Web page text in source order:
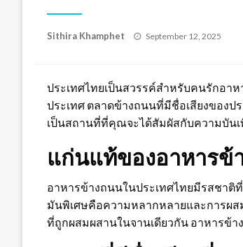
Sithira Khamphet
Posted
September 12, 2025
ประเทศไทยเป็นสวรรค์สำหรับคนรักอ
ประเทศ ตลาดข้างถนนที่มีชื่อเสียงของ
เป็นสถานที่ที่คุณจะได้สัมผัสกับความบัน
แก่นแท้ของอาหารข้
อาหารข้างถนนในประเทศไทยมีรสชา
มันพิเศษคือความหลากหลายและการผส
ที่ถูกผสมผสานในจานเดียวกัน อาหารข้